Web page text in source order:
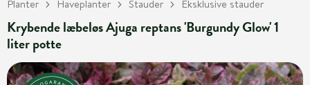
Planter Haveplanter Stauder Eksklusive stauder
Krybende læbeløs Ajuga reptans 'Burgundy Glow' 1
liter potte